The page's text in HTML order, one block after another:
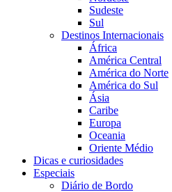
Sudeste
Sul
Destinos Internacionais
África
América Central
América do Norte
América do Sul
Ásia
Caribe
Europa
Oceania
Oriente Médio
Dicas e curiosidades
Especiais
Diário de Bordo